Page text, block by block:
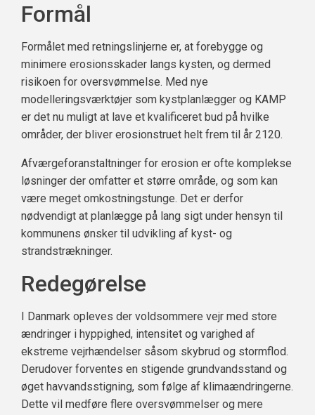
Formål
Formålet med retningslinjerne er, at forebygge og
minimere erosionsskader langs kysten, og dermed
risikoen for oversvømmelse. Med nye
modelleringsværktøjer som kystplanlægger og KAMP
er det nu muligt at lave et kvalificeret bud på hvilke
områder, der bliver erosionstruet helt frem til år 2120.
Afværgeforanstaltninger for erosion er ofte komplekse
løsninger der omfatter et større område, og som kan
være meget omkostningstunge. Det er derfor
nødvendigt at planlægge på lang sigt under hensyn til
kommunens ønsker til udvikling af kyst- og
strandstrækninger.
Redegørelse
I Danmark opleves der voldsommere vejr med store
ændringer i hyppighed, intensitet og varighed af
ekstreme vejrhændelser såsom skybrud og stormflod.
Derudover forventes en stigende grundvandsstand og
øget havvandsstigning, som følge af klimaændringerne.
Dette vil medføre flere oversvømmelser og mere